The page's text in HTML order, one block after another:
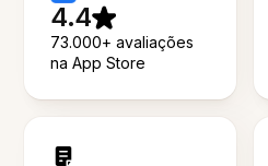
4.4
73.000+ avaliações
na App Store